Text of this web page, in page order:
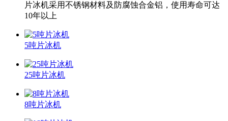
片冰机采用不锈钢材料及防腐蚀合金铝，使用寿命可达
10年以上
5吨片冰机
25吨片冰机
8吨片冰机